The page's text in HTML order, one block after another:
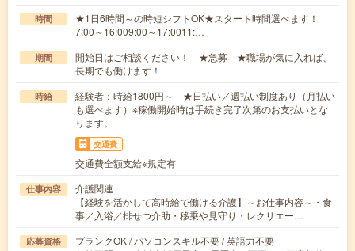
時間
★1日6時間～の時短シフトOK★スタート時間選べます！
7:00～16:009:00～17:0011:…
期間
開始日はご相談ください！ ★急募 ★職場が気に入れば、
長期でも働けます！
時給
経験者：時給1800円～ ★日払い／週払い制度あり（月払い
も選べます）※稼働開始時は手続き完了次第のお支払いとな
ります。
交通費
交通費全額支給※規定有
仕事内容
介護関連
【経験を活かして高時給で働ける介護】～お仕事内容～・食
事／入浴／排せつ介助・移乗や見守り・レクリエー…
応募資格
ブランクOK / パソコンスキル不要 / 英語力不要